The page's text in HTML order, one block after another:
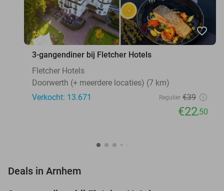
favorite_border
3-gangendiner bij Fletcher Hotels
Fletcher Hotels
Doorwerth (+ meerdere locaties) (7 km)
Verkocht: 13.671
Regulier €39
€22,50
Deals in Arnhem